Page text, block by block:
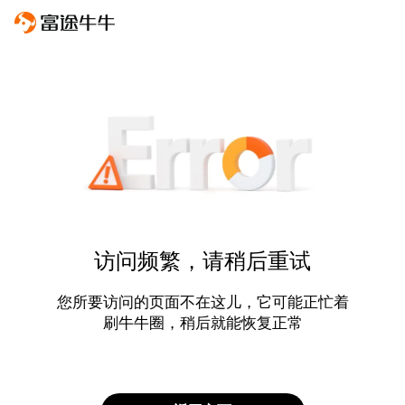
访问频繁，请稍后重试
您所要访问的页面不在这儿，它可能正忙着
刷牛牛圈，稍后就能恢复正常